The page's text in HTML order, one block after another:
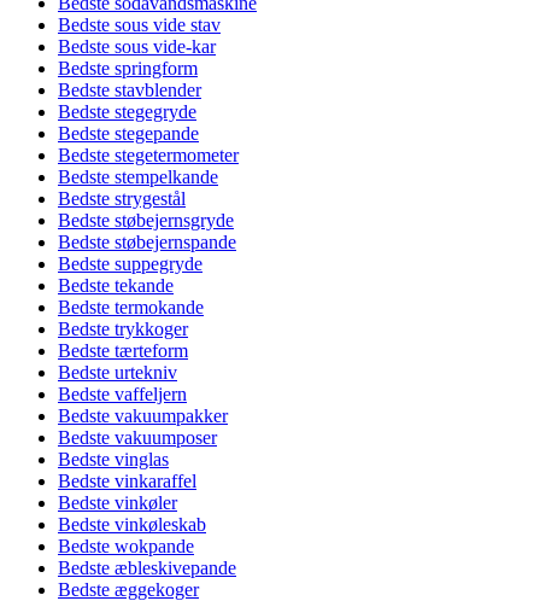
Bedste sous vide stav
Bedste sous vide-kar
Bedste springform
Bedste stavblender
Bedste stegegryde
Bedste stegepande
Bedste stegetermometer
Bedste stempelkande
Bedste strygestål
Bedste støbejernsgryde
Bedste støbejernspande
Bedste suppegryde
Bedste tekande
Bedste termokande
Bedste trykkoger
Bedste tærteform
Bedste urtekniv
Bedste vaffeljern
Bedste vakuumpakker
Bedste vakuumposer
Bedste vinglas
Bedste vinkaraffel
Bedste vinkøler
Bedste vinkøleskab
Bedste wokpande
Bedste æbleskivepande
Bedste æggekoger